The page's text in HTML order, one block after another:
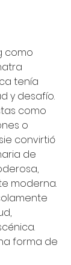
como
tenía
y desafío.
como
o
convirtió
de
moderna.
forma de